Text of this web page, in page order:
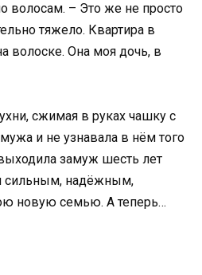
волосам. – Это же не просто
тяжело. Квартира в
волоске. Она моя дочь, в
сжимая в руках чашку с
и не узнавала в нём того
замуж шесть лет
сильным, надёжным,
новую семью. А теперь…